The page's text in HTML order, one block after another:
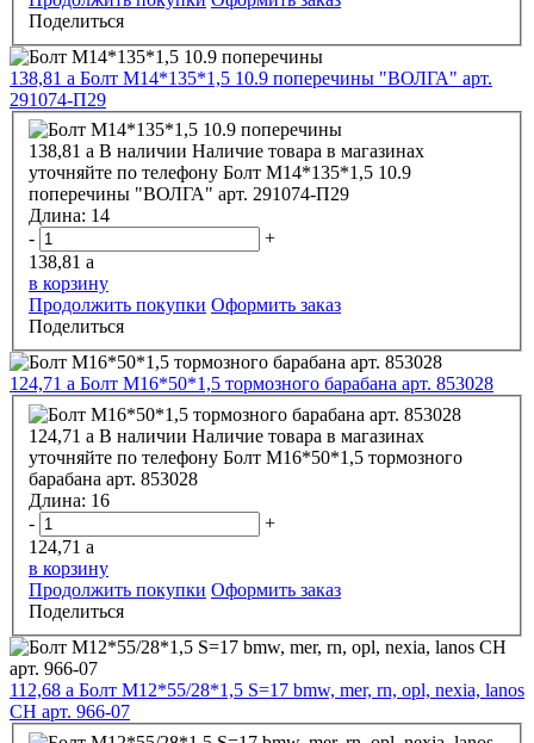
Поделиться
138,81 a Болт М14*135*1,5 10.9 поперечины "ВОЛГА" арт.
291074-П29
138,81 a В наличии Наличие товара в магазинах
уточняйте по телефону Болт М14*135*1,5 10.9
поперечины "ВОЛГА" арт. 291074-П29
Длина: 14
-
+
138,81 a
в корзину
Продолжить покупки Оформить заказ
Поделиться
124,71 a Болт М16*50*1,5 тормозного барабана арт. 853028
124,71 a В наличии Наличие товара в магазинах
уточняйте по телефону Болт М16*50*1,5 тормозного
барабана арт. 853028
Длина: 16
-
+
124,71 a
в корзину
Продолжить покупки Оформить заказ
Поделиться
112,68 a Болт М12*55/28*1,5 S=17 bmw, mer, rn, opl, nexia, lanos
CH арт. 966-07